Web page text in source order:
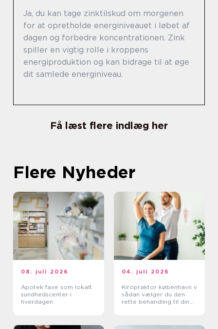
Ja, du kan tage zinktilskud om morgenen
for at opretholde energiniveauet i løbet af
dagen og forbedre koncentrationen. Zink
spiller en vigtig rolle i kroppens
energiproduktion og kan bidrage til at øge
dit samlede energiniveau.
Få læst flere indlæg her
Flere Nyheder
08. juli 2026
Apotek faxe som lokalt
sundhedscenter i
hverdagen
04. juli 2026
Kiropraktor københavn v
sådan vælger du den
rette behandling til dine